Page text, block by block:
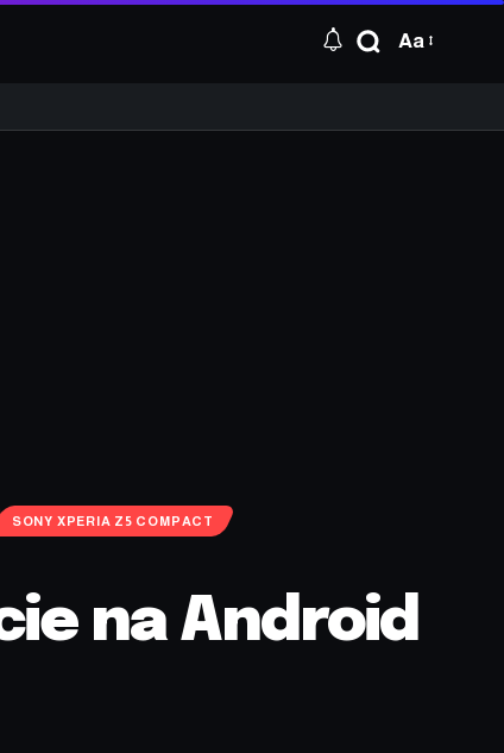
Aa
SONY XPERIA Z5 COMPACT
na Android